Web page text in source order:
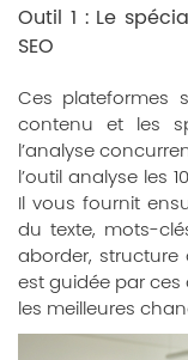
Outil 1 : Le
SEO
Ces plateformes
contenu et les
l’analyse
l’outil analyse les
Il vous fournit
du texte, mots-
aborder, structure
est guidée par
les meilleures